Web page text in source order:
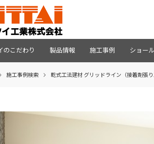
のこだわり 製品情報 施工事例 ショー
施⼯事例検索 乾式工法建材 グリッドライン（接着剤張